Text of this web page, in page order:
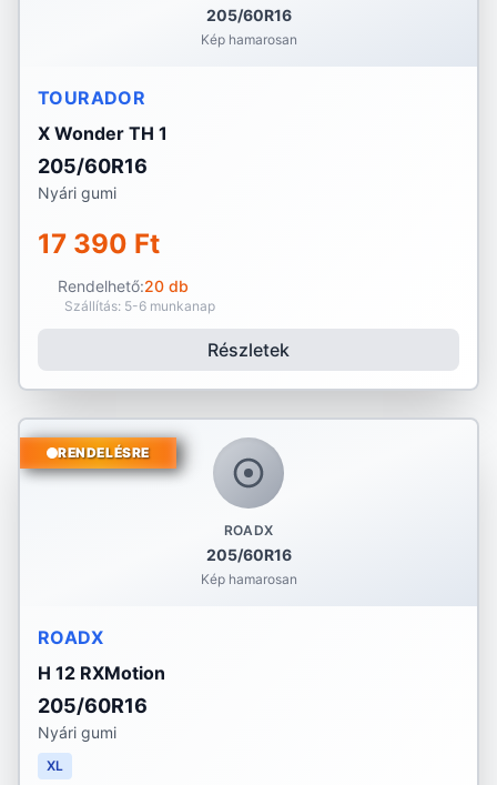
205/60R16
Kép hamarosan
TOURADOR
X Wonder TH 1
205/60R16
Nyári gumi
17 390 Ft
Rendelhető:20 db
Szállítás: 5-6 munkanap
Részletek
ROADX
205/60R16
Kép hamarosan
RENDELÉSRE
ROADX
H 12 RXMotion
205/60R16
Nyári gumi
XL